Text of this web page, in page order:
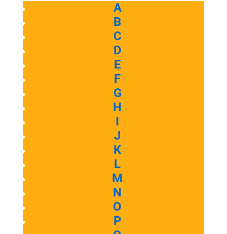
A
B
C
D
E
F
G
H
I
J
K
L
M
N
O
P